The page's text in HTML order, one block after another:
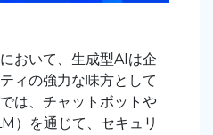
おいて、生成型AIは企
ィの強力な味方として
は、チャットボットや
）を通じて、セキュリ